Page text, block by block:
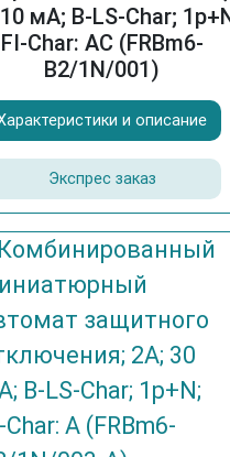
мА; B-LS-Char;
FI-Char: AC (FRBm6-
B2/1N/001)
и описание
Экспрес заказ